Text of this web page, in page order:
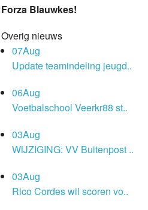
Forza Blauwkes!
Overig nieuws
07Aug
Update teamindeling jeugd..
06Aug
Voetbalschool Veerkr88 st..
03Aug
WIJZIGING: VV Buitenpost ..
03Aug
Rico Cordes wil scoren vo..